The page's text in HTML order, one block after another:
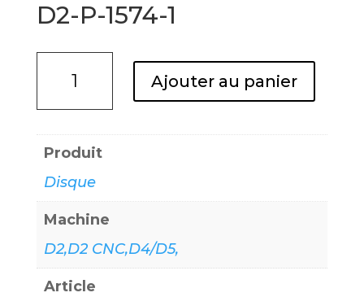
D2-P-1574-1
D2-
P-
1574-
Ajouter au panier
Produit
Disque
Machine
D2,D2 CNC,D4/D5,
Article